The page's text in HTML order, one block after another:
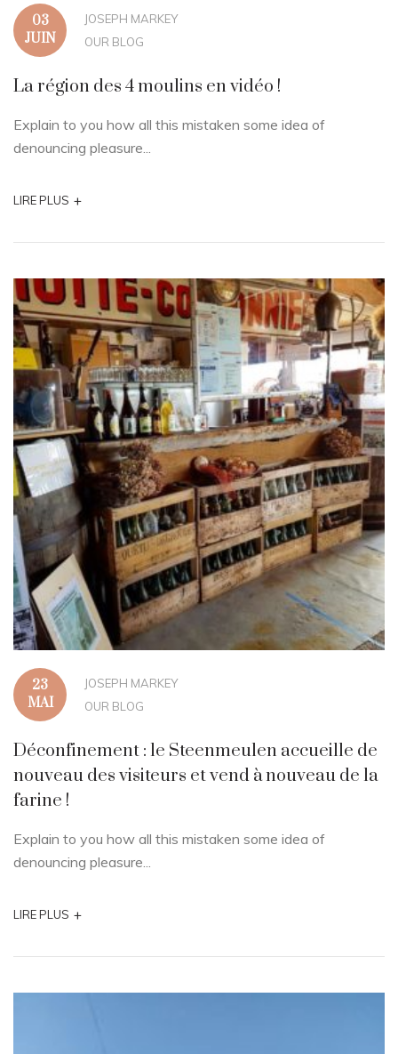
03
JUIN
JOSEPH MARKEY
OUR BLOG
La région des 4 moulins en vidéo !
Explain to you how all this mistaken some idea of
denouncing pleasure...
LIRE PLUS +
23
MAI
JOSEPH MARKEY
OUR BLOG
Déconfinement : le Steenmeulen accueille de
nouveau des visiteurs et vend à nouveau de la
farine !
Explain to you how all this mistaken some idea of
denouncing pleasure...
LIRE PLUS +